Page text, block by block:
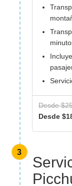
Desde
Desde
3